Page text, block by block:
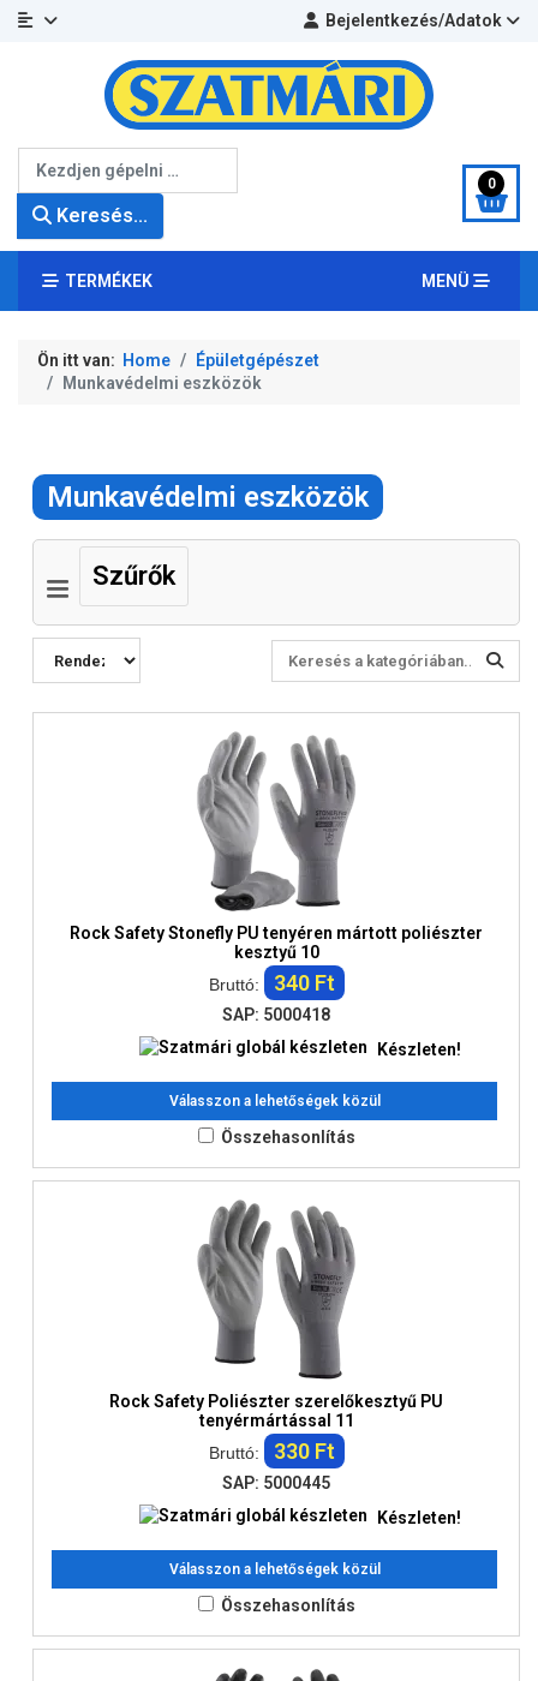
Bejelentkezés/Adatok
Keresés...
0
TERMÉKEK MENÜ
Ön itt van: Home
Épületgépészet
Munkavédelmi eszközök
Munkavédelmi eszközök
Szűrők
Rock Safety Stonefly PU tenyéren mártott poliészter
kesztyű 10
Bruttó:
340 Ft
SAP: 5000418
Készleten!
Válasszon a lehetőségek közül
Összehasonlítás
Rock Safety Poliészter szerelőkesztyű PU
tenyérmártással 11
Bruttó:
330 Ft
SAP: 5000445
Készleten!
Válasszon a lehetőségek közül
Összehasonlítás